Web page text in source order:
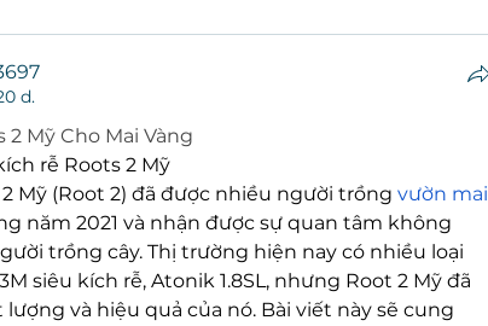
d.
2 Mỹ Cho Mai Vàng
rễ Roots 2 Mỹ
Mỹ (Root 2) đã được nhiều người trồng vườn mai
năm 2021 và nhận được sự quan tâm không
trồng cây. Thị trường hiện nay có nhiều loại
siêu kích rễ, Atonik 1.8SL, nhưng Root 2 Mỹ đã
và hiệu quả của nó. Bài viết này sẽ cung